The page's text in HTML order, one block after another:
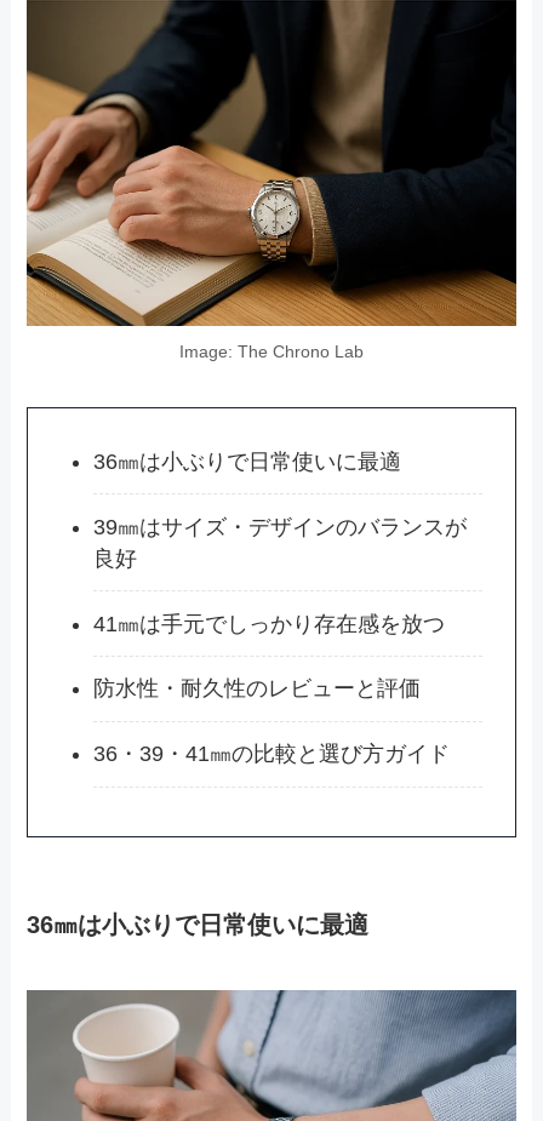
Image: The Chrono Lab
36㎜は小ぶりで日常使いに最適
39㎜はサイズ・デザインのバランスが
良好
41㎜は手元でしっかり存在感を放つ
防水性・耐久性のレビューと評価
36・39・41㎜の比較と選び方ガイド
36㎜は小ぶりで日常使いに最適